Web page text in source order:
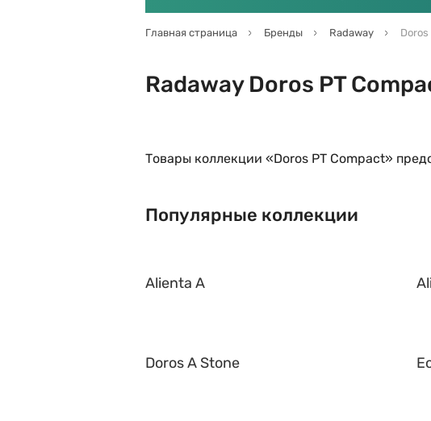
Главная страница Бренды Radaway
Radaway Doros PT
Товары коллекции «Doros PT Compact»
Популярные коллекции
Alienta A
Doros A Stone